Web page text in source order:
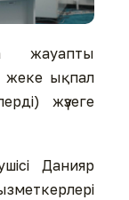
жауапты
ықпал
жүзеге
Данияр